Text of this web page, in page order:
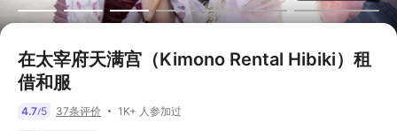
在太宰府天满宫（Kimono Rental Hibiki）租
借和服
4.7/5 37条评价 1K+ 人参加过